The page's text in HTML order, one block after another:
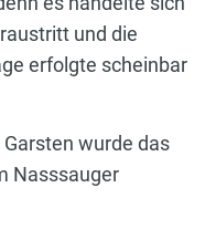
und die
erfolgte scheinbar
wurde das
Nasssauger